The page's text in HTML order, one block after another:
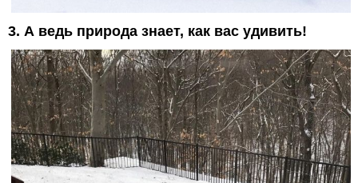
3. А ведь природа знает, как вас удивить!